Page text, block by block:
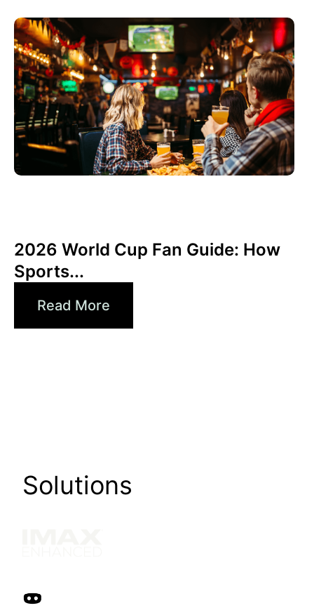
2026 World Cup Fan Guide: How
Sports...
Read More
Solutions